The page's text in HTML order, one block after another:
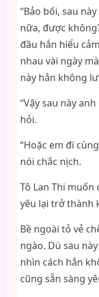
“Bảo bối, sau
nữa, được
đầu hắn hiểu
nhau vài ngày
này hắn không
“Vậy sau này
hỏi.
“Hoặc em đi
nói chắc nịch.
Tô Lan Thi
yêu lại trở thành
Bề ngoài tỏ vẻ
ngào. Dù sau
nhìn cách hắn
cũng sẵn sàng